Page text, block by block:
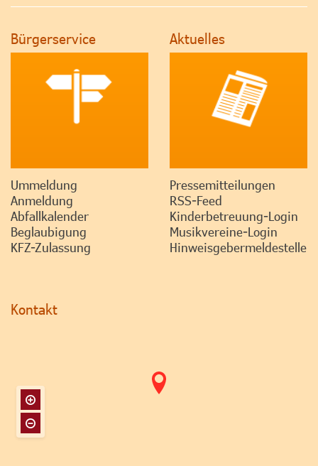
Bürgerservice
Ummeldung
Anmeldung
Abfallkalender
Beglaubigung
KFZ-Zulassung
Aktuelles
Pressemitteilungen
RSS-Feed
Kinderbetreuung-Login
Musikvereine-Login
Hinweisgebermeldestelle
Kontakt